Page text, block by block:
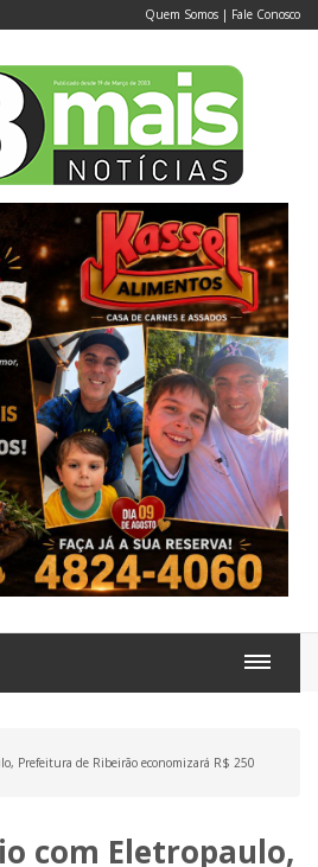
Quem Somos | Fale Conosco
Prefeitura de Ribeirão economizará R$ 250
com Eletropaulo,